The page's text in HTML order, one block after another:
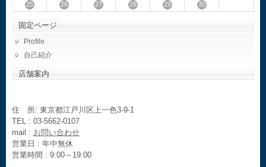
25
26 27 28 29 30
固定ページ
Profile
自己紹介
店舗案内
住 所: 東京都江戸川区上一色3-9-1
TEL : 03-5662-0107
mail : お問い合わせ
営業日 : 年中無休
営業時間 : 9:00～19:00